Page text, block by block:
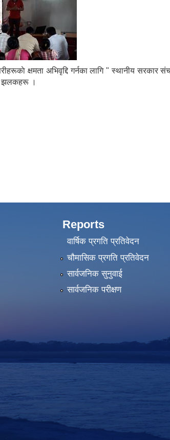
क्षमता अभिवृद्दि गर्नका लागि " स्थानीय
झलकहरू ।
Reports
वार्षिक प्रगति प्रतिवेदन
चौमासिक प्रगति प्रतिवेदन
सार्वजनिक सुनुवाई
सार्वजनिक परीक्षण